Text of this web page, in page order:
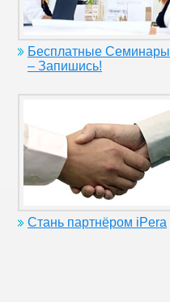
Бесплатные Семинары
– Запишись!
Стань партнёром iPera